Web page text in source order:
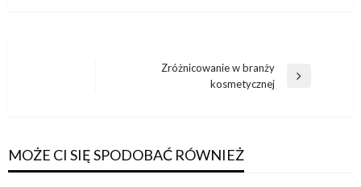
Zróżnicowanie w branży
kosmetycznej
MOŻE CI SIĘ SPODOBAĆ RÓWNIEŻ